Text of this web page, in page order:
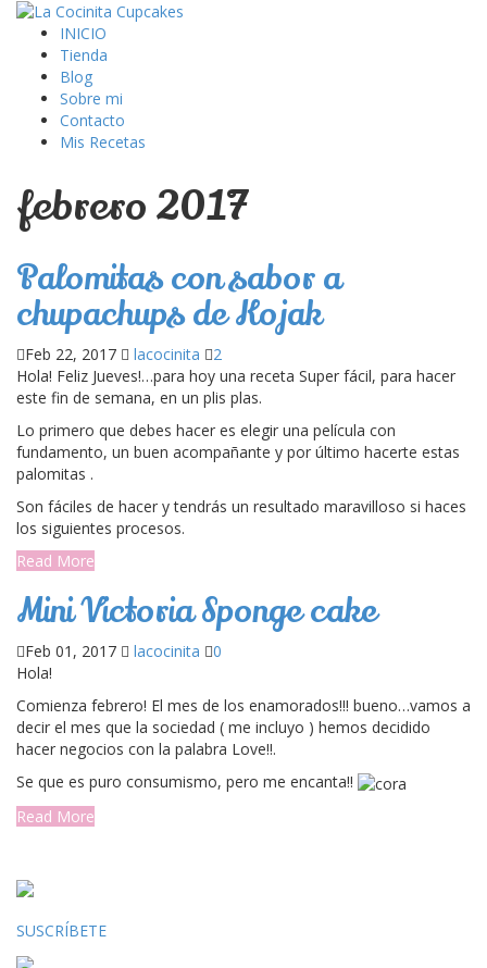
INICIO
Tienda
Blog
Sobre mi
Contacto
Mis Recetas
febrero 2017
Palomitas con sabor a
chupachups de Kojak
Feb 22, 2017 lacocinita
2
Hola! Feliz Jueves!…para hoy una receta Super fácil, para hacer
este fin de semana, en un plis plas.
Lo primero que debes hacer es elegir una película con
fundamento, un buen acompañante y por último hacerte estas
palomitas .
Son fáciles de hacer y tendrás un resultado maravilloso si haces
los siguientes procesos.
Read More
Mini Victoria Sponge cake
Feb 01, 2017 lacocinita
0
Hola!
Comienza febrero! El mes de los enamorados!!! bueno…vamos a
decir el mes que la sociedad ( me incluyo ) hemos decidido
hacer negocios con la palabra Love!!.
Se que es puro consumismo, pero me encanta!!
Read More
SUSCRÍBETE